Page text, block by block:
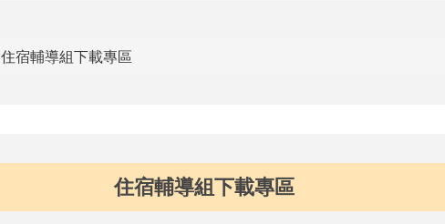
住宿輔導組下載專區
住宿輔導組下載專區